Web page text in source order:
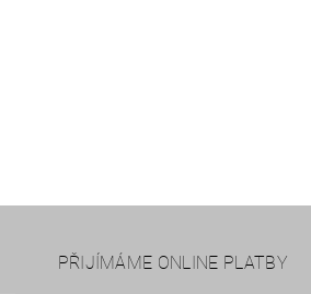
PŘIJÍMÁME ONLINE PLATBY